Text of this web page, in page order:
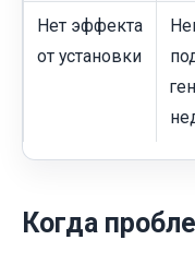
Нет эффекта
от установки
Когда